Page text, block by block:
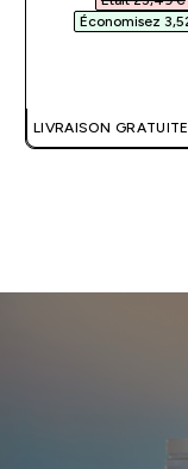
Économisez
LIVRAISON